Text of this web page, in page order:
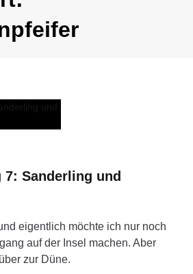
7: Sanderling und
eigentlich möchte ich nur noch
auf der Insel machen. Aber
zur Düne.